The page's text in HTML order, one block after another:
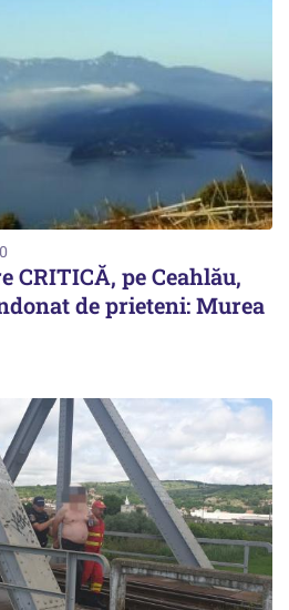
CRITICĂ, pe Ceahlău,
de prieteni: Murea